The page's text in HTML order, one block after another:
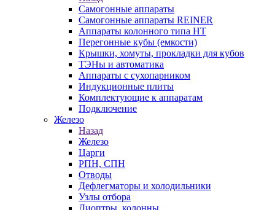
Самогонные аппараты
Самогонные аппараты REINER
Аппараты колонного типа НТ
Перегонные кубы (емкости)
Крышки, хомуты, прокладки для кубов
ТЭНы и автоматика
Аппараты с сухопарником
Индукционные плиты
Комплектующие к аппаратам
Подключение
Железо
Назад
Железо
Царги
РПН, СПН
Отводы
Дефлегматоры и холодильники
Узлы отбора
Диоптры, колонны